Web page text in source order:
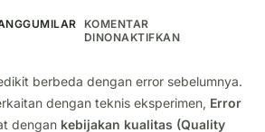
KOMENTAR
DINONAKTIFKAN
berbeda dengan error sebelumnya.
dengan teknis eksperimen, Error
dengan kebijakan kualitas (Quality